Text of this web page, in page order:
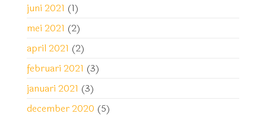
juni 2021 (1)
mei 2021 (2)
april 2021 (2)
februari 2021 (3)
januari 2021 (3)
december 2020 (5)